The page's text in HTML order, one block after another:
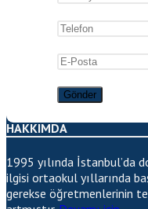
HAKKIMDA
1995 yılında İstanbul’da
ilgisi ortaokul yıllarında
gerekse öğretmenlerinin